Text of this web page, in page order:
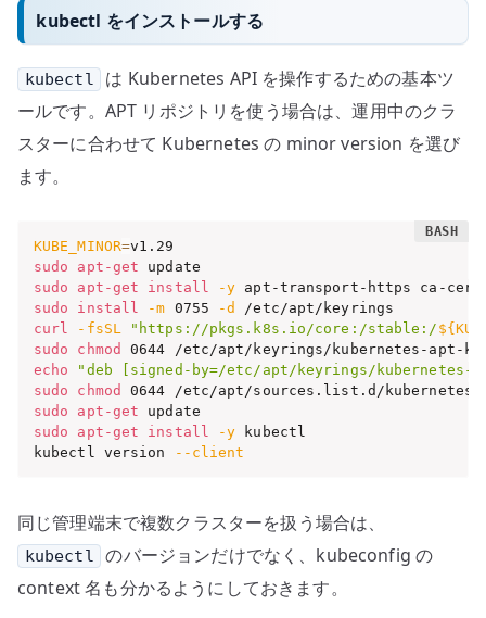
kubectl をインストールする
kubectl
は Kubernetes API を操作するための基本ツ
ールです。APT リポジトリを使う場合は、運用中のクラ
スターに合わせて Kubernetes の minor version を選び
ます。
KUBE_MINOR=
sudo
apt-get
sudo
apt-get install -y apt-transport-https ca-
sudo
install -m 0755 -d
curl
-fsSL "https://pkgs.k8s.io/core:/stable:/
sudo
chmod
echo
"deb [signed-by=/etc/apt/keyrings/
sudo
chmod
sudo
apt-get
sudo
apt-get install -y kubectl
kubectl version
--client
同じ管理端末で複数クラスターを扱う場合は、
kubectl
のバージョンだけでなく、kubeconfig の
context 名も分かるようにしておきます。